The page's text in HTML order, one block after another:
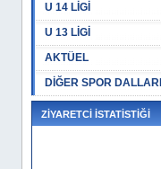
U 14 LİGİ
U 13 LİGİ
AKTÜEL
DİĞER SPOR DALLARI
ZİYARETCİ İSTATİSTİĞİ